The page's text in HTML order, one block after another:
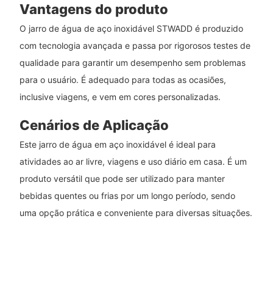
Vantagens do produto
O jarro de água de aço inoxidável STWADD é produzido
com tecnologia avançada e passa por rigorosos testes de
qualidade para garantir um desempenho sem problemas
para o usuário. É adequado para todas as ocasiões,
inclusive viagens, e vem em cores personalizadas.
Cenários de Aplicação
Este jarro de água em aço inoxidável é ideal para
atividades ao ar livre, viagens e uso diário em casa. É um
produto versátil que pode ser utilizado para manter
bebidas quentes ou frias por um longo período, sendo
uma opção prática e conveniente para diversas situações.